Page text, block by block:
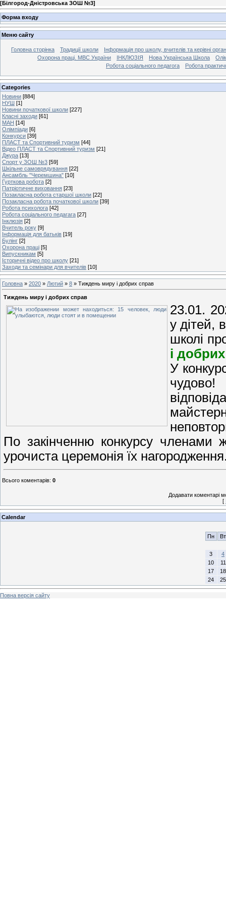
[Білгород-Дністровська ЗОШ №3]
Форма входу
Меню сайту
Головна сторінка Традиції школи
Інформація про школу, вчителів та керівні
Охорона праці. МВС України
ІНКЛЮЗІЯ Нова Українська Школа
Робота соціального педагога
Робота
Categories
Новини [884]
НУШ [1]
Новини початкової школи [227]
Класні заходи [61]
МАН [14]
Олімпіади [6]
Конкурси [39]
ПЛАСТ та Спортивний туризм [44]
Відео ПЛАСТ та Спортивний туризм [21]
Джура [13]
Спорт у ЗОШ №3 [59]
Шкільне самоврядування [22]
Ансамбль "Черемшина" [10]
Гурткова робота [2]
Патріотичне виховання [23]
Позакласна робота старшої школи [22]
Позакласна робота початкової школи [39]
Робота психолога [42]
Робота соціального педагага [27]
Інклюзія [2]
Вчитель року [9]
Інформація для батьків [19]
Булінг [2]
Охорона праці [5]
Випускникам [5]
Історичні відео про школу [21]
Заходи та семінари для вчителів [10]
Головна » 2020 » Лютий » 8 » Тиждень миру і добрих справ
Тиждень миру і добрих справ
23.01.
у дітей,
школі
і
У
чудово!
По закінченню конкурсу членами
урочиста церемонія їх
Всього коментарів: 0
Додавати коментарі
[
Calendar
Пн Вт
3
4
10
11
17
18
24
25
Повна версія сайту